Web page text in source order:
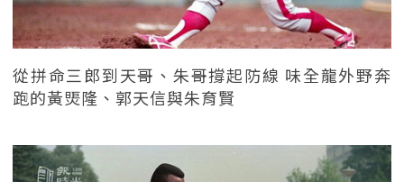
從拼命三郎到天哥、朱哥撐起防線 味全龍外野奔
跑的黃煚隆、郭天信與朱育賢